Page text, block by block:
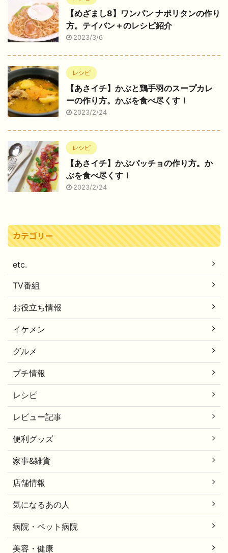
【めざまし8】ワンパン ナポリタンの作り
方。テイバン＋のレシピ紹介
2023/3/6
レシピ
【あさイチ】かぶと鶏手羽のスープカレ
ーの作り方。かぶを食べ尽くす！
2023/2/24
レシピ
【あさイチ】かぶパッチョの作り方。か
ぶを食べ尽くす！
2023/2/24
カテゴリー
etc.
TV番組
お役立ち情報
イケメン
グルメ
プチ情報
レシピ
レビュー記事
便利グッズ
家事&雑貨
店舗情報
気になるあの人
病院・ペット病院
美容・健康